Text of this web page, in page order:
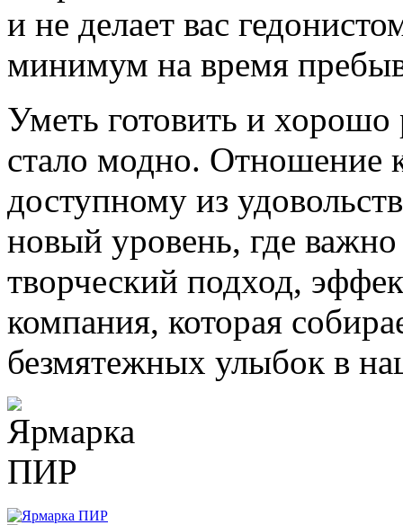
и не делает вас
минимум на время
Уметь готовить и хорошо
стало модно. Отношение
доступному из
новый уровень, где
творческий подход,
компания, которая
безмятежных улыбок в